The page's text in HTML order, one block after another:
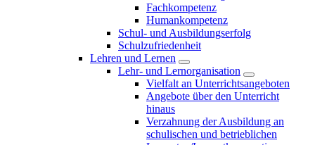
Fachkompetenz
Humankompetenz
Schul- und Ausbildungserfolg
Schulzufriedenheit
Lehren und Lernen
Lehr- und Lernorganisation
Vielfalt an Unterrichtsangeboten
Angebote über den Unterricht
hinaus
Verzahnung der Ausbildung an
schulischen und betrieblichen